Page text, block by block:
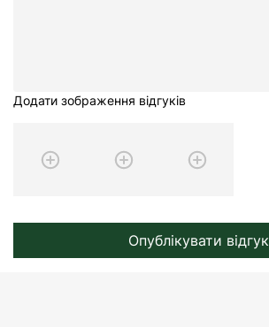
Додати зображення відгуків
Опублікувати відгук